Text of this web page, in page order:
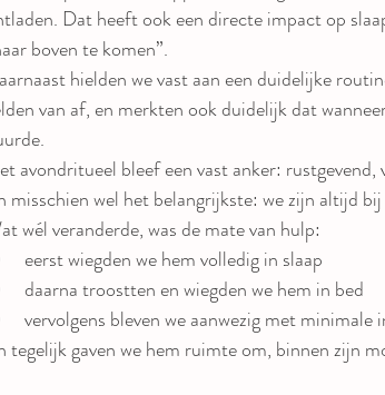
Dat heeft ook een directe impact op
boven te komen”.
hielden we vast aan een duidelijke
van af, en merkten ook duidelijk dat
avondritueel bleef een vast anker: rustgevend,
misschien wel het belangrijkste: we zijn altijd
wél veranderde, was de mate van hulp:
eerst wiegden we hem volledig in slaap
daarna troostten en wiegden we hem in bed
vervolgens bleven we aanwezig met
tegelijk gaven we hem ruimte om, binnen zijn